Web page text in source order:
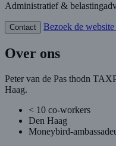
Administratief &
Contact Bezoek de website
Over ons
Peter van de Pas thodn
Haag.
< 10 co-workers
Den Haag
Moneybird-